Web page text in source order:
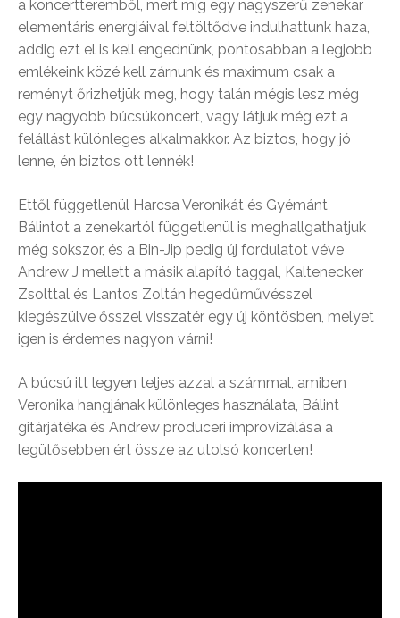
a koncertteremből, mert míg egy nagyszerű zenekar
elementáris energiáival feltöltődve indulhattunk haza,
addig ezt el is kell engednünk, pontosabban a legjobb
emlékeink közé kell zárnunk és maximum csak a
reményt őrizhetjük meg, hogy talán mégis lesz még
egy nagyobb búcsúkoncert, vagy látjuk még ezt a
felállást különleges alkalmakkor. Az biztos, hogy jó
lenne, én biztos ott lennék!
Ettől függetlenül Harcsa Veronikát és Gyémánt
Bálintot a zenekartól függetlenül is meghallgathatjuk
még sokszor, és a Bin-Jip pedig új fordulatot véve
Andrew J mellett a másik alapító taggal, Kaltenecker
Zsolttal és Lantos Zoltán hegedűművésszel
kiegészülve ősszel visszatér egy új köntösben, melyet
igen is érdemes nagyon várni!
A búcsú itt legyen teljes azzal a számmal, amiben
Veronika hangjának különleges használata, Bálint
gitárjátéka és Andrew produceri improvizálása a
legütősebben ért össze az utolsó koncerten!